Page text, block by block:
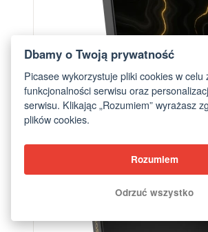
Powerbank z MagSafe 5 000 mAh
Dbamy o Twoją prywatność
Picasee wykorzystuje pliki cookies w celu
funkcjonalności serwisu oraz
serwisu. Klikając „Rozumiem” wyrażasz
plików cookies.
Rozumiem
Odrzuć wszystko